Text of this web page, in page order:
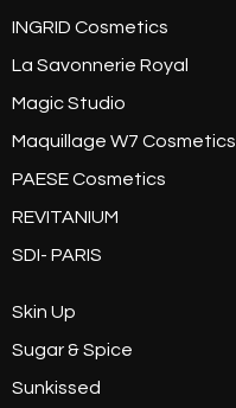
INGRID Cosmetics
La Savonnerie Royal
Magic Studio
Maquillage W7 Cosmetics
PAESE Cosmetics
REVITANIUM
SDI- PARIS
Skin Up
Sugar & Spice
Sunkissed